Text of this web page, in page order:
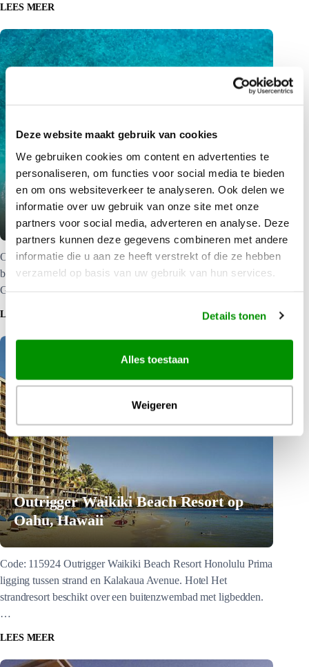
Deze website maakt gebruik van cookies
We gebruiken cookies om content en advertenties te
personaliseren, om functies voor social media te bieden
en om ons websiteverkeer te analyseren. Ook delen we
informatie over uw gebruik van onze site met onze
partners voor social media, adverteren en analyse. Deze
partners kunnen deze gegevens combineren met andere
informatie die u aan ze heeft verstrekt of die ze hebben
verzameld op basis van uw gebruik van hun services.
Details tonen
Alles toestaan
Weigeren
LEES MEER
Hotel Hawaii Oahu – Outrigger Reef
On The Beach
Op zoek naar een hotel op Hawaii? Bij Pacific Island Travel
boekt u voordelig het Outrigger Reef Waikiki Beach op Oahu.
Ga snel naar onze website!
LEES MEER
Outrigger Waikiki Beach Resort op
Oahu, Hawaii
Code: 115924 Outrigger Waikiki Beach Resort Honolulu Prima
ligging tussen strand en Kalakaua Avenue. Hotel Het
strandresort beschikt over een buitenzwembad met ligbedden.
…
LEES MEER